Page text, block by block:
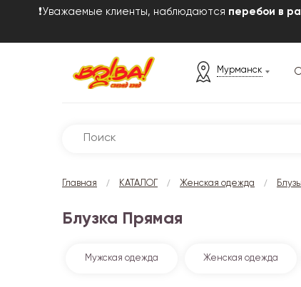
❗Уважаемые клиенты, наблюдаются перебои в
Мурманск
Главная / КАТАЛОГ / Женская одежда / Блузы
Блузка Прямая
Мужская одежда Женская одежда